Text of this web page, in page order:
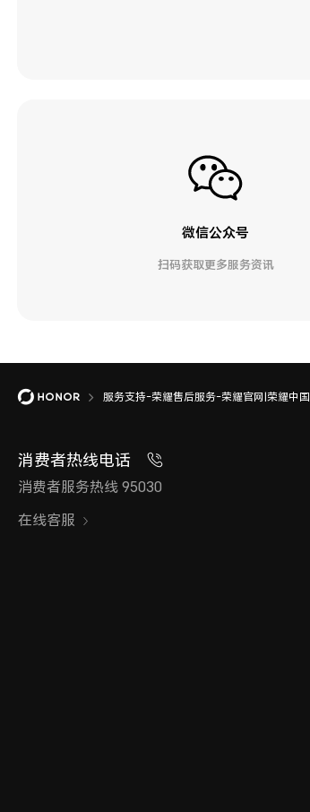
微信公众号
扫码获取更多服务资讯
服务支持-荣耀售后服务-荣耀官网|荣耀中国
消费者热线电话
消费者服务热线 95030
在线客服